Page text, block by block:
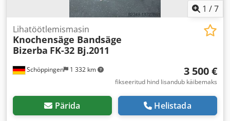
1 /7
Schöppingen 1 332 km
Lihatöötlemismasin
Knochensäge Bandsäge
Bizerba FK-32 Bj.2011
3 500 €
fikseeritud hind lisandub käibemaks
Pärida Helistada